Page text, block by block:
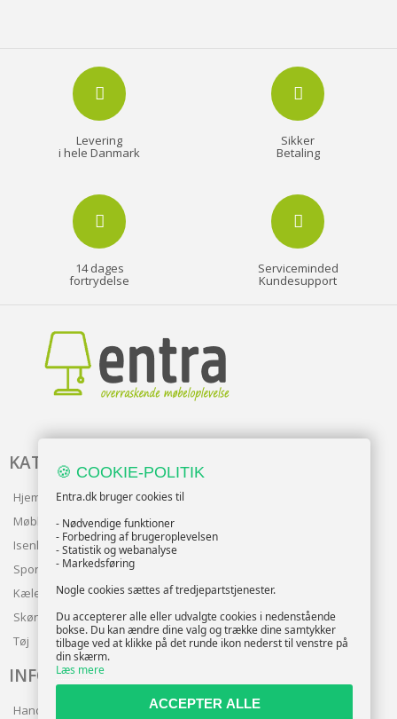
Levering
i hele Danmark
Sikker
Betaling
14 dages
fortrydelse
Serviceminded
Kundesupport
KATALOG
Hjem & Have
Møbler
Isenkram
Sport
Kæledyr
Skønhed
Tøj
INFO
Handelsbetingelser
🍪 COOKIE-POLITIK
Entra.dk bruger cookies til
- Nødvendige funktioner
- Forbedring af brugeroplevelsen
- Statistik og webanalyse
- Markedsføring
Nogle cookies sættes af tredjepartstjenester.
Du accepterer alle eller udvalgte cookies i nedenstående
bokse. Du kan ændre dine valg og trække dine samtykker
tilbage ved at klikke på det runde ikon nederst til venstre på
din skærm.
Læs mere
ACCEPTER ALLE